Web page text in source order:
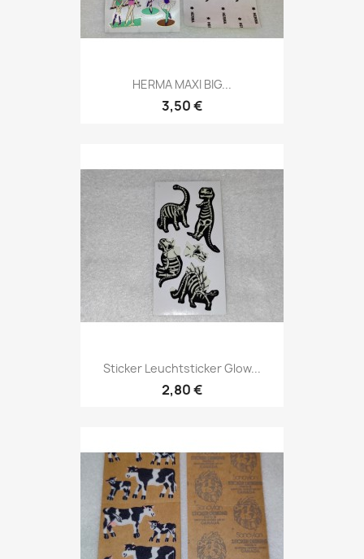
HERMA MAXI BIG...
3,50 €
Sticker Leuchtsticker Glow...
2,80 €